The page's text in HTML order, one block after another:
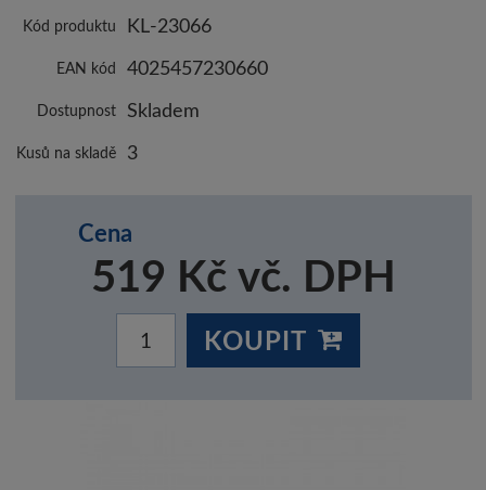
Kód produktu KL-23066
EAN kód 4025457230660
Dostupnost Skladem
Kusů na skladě 3
Cena
519 Kč vč. DPH
KOUPIT